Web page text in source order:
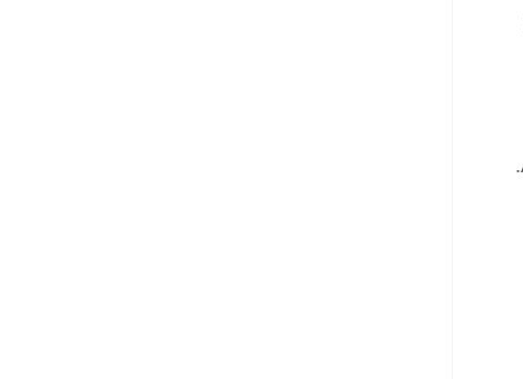
המערכת מספקת מנגנוני בקרת גישה חזקים ומשתלבים עם AWS Identity and Access Management (IAM).